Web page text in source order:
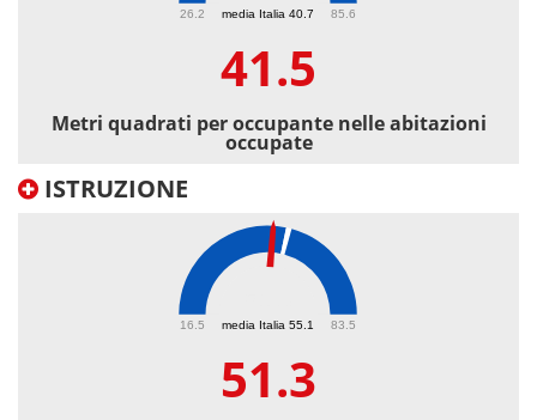
media Italia 40.7
26.2 85.6
41.5
Metri quadrati per occupante nelle abitazioni
occupate
ISTRUZIONE
media Italia 55.1
16.5 83.5
51.3